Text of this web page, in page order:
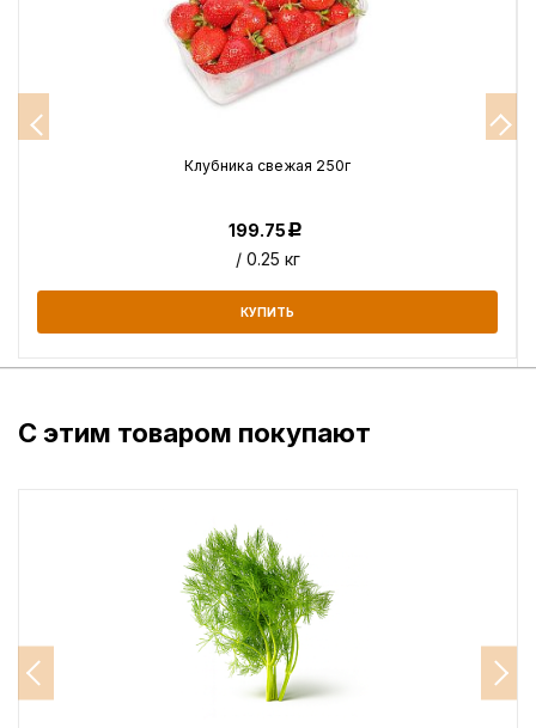
Клубника свежая 250г
199.75Р
/ 0.25 кг
КУПИТЬ
С этим товаром покупают